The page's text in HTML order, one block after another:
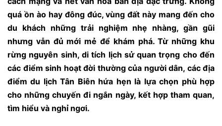
quá ồn ào hay đông đúc, vùng đất này mang đến cho
du khách những trải nghiệm nhẹ nhàng, gần gũi
nhưng vẫn đủ mới mẻ để khám phá. Từ những khu
rừng nguyên sinh, di tích lịch sử quan trọng cho đến
các điểm sinh hoạt đời thường của người dân, các địa
điểm du lịch Tân Biên hứa hẹn là lựa chọn phù hợp
cho những chuyến đi ngắn ngày, kết hợp tham quan,
tìm hiểu và nghỉ ngơi.